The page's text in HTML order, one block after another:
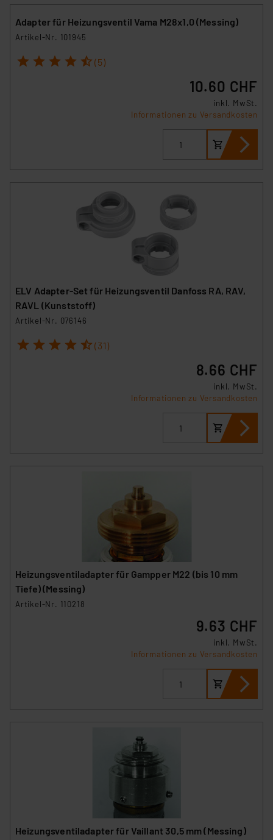
Adapter für Heizungsventil Vama M28x1,0 (Messing)
Artikel-Nr. 101945
1 2 3 4 5 (5)
10.60 CHF
inkl. MwSt.
Informationen zu Versandkosten
ELV Adapter-Set für Heizungsventil Danfoss RA, RAV,
RAVL (Kunststoff)
Artikel-Nr. 076146
1 2 3 4 5 (31)
8.66 CHF
inkl. MwSt.
Informationen zu Versandkosten
Heizungsventiladapter für Gampper M22 (bis 10 mm
Tiefe) (Messing)
Artikel-Nr. 110218
9.63 CHF
inkl. MwSt.
Informationen zu Versandkosten
Heizungsventiladapter für Vaillant 30,5 mm (Messing)